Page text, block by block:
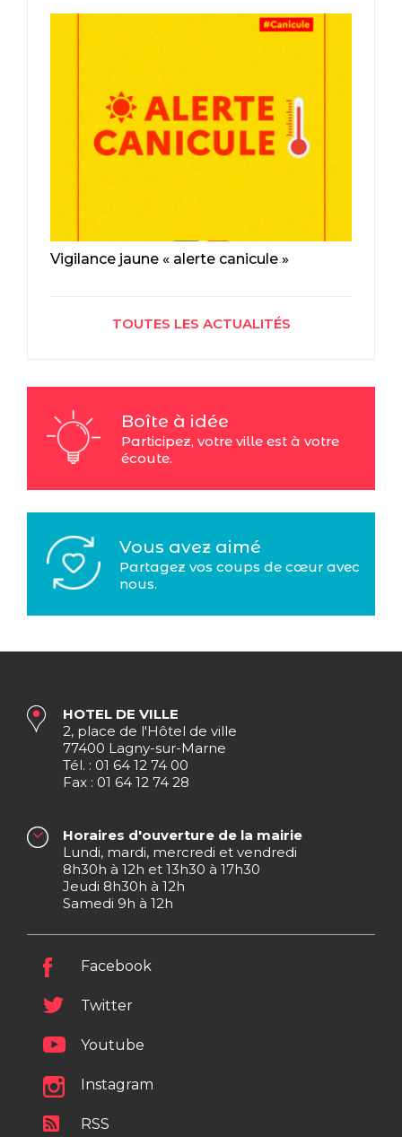
Vigilance jaune « alerte canicule »
TOUTES LES ACTUALITÉS
Boîte à idée
Participez, votre ville est à votre
écoute.
Vous avez aimé
Partagez vos coups de cœur avec
nous.
HOTEL DE VILLE
2, place de l'Hôtel de ville
77400 Lagny-sur-Marne
Tél. : 01 64 12 74 00
Fax : 01 64 12 74 28
Horaires d'ouverture de la mairie
Lundi, mardi, mercredi et vendredi
8h30h à 12h et 13h30 à 17h30
Jeudi 8h30h à 12h
Samedi 9h à 12h
Facebook
Twitter
Youtube
Instagram
RSS